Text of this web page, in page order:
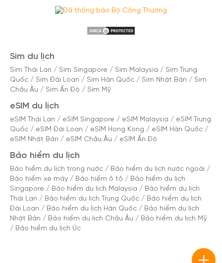
Sim du lịch
Sim Thái Lan / Sim Singapore / Sim Malaysia / Sim Trung
Quốc / Sim Đài Loan / Sim Hàn Quốc / Sim Nhật Bản / Sim
Châu Âu / Sim Ấn Độ / Sim Mỹ
eSIM du lịch
eSIM Thái Lan / eSIM Singapore / eSIM Malaysia / eSIM Trung
Quốc / eSIM Đài Loan / eSIM Hong Kong / eSIM Hàn Quốc /
eSIM Nhật Bản / eSIM Châu Âu / eSIM Ấn Độ
Bảo hiểm du lịch
Bảo hiểm du lịch trong nước / Bảo hiểm du lịch nước ngoài /
Bảo hiểm xe máy / Bảo hiểm ô tô / Bảo hiểm du lịch
Singapore / Bảo hiểm du lịch Malaysia / Bảo hiểm du lịch
Thái Lan / Bảo hiểm du lịch Trung Quốc / Bảo hiểm du lịch
Đài Loan / Bảo hiểm du lịch Hàn Quốc / Bảo hiểm du lịch
Nhật Bản / Bảo hiểm du lịch Châu Âu / Bảo hiểm du lịch Mỹ
/ Bảo hiểm du lịch Úc